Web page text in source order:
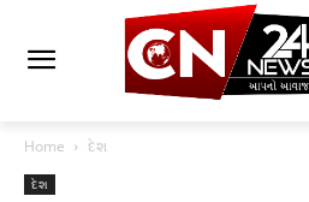
Home દેશ
દેશ